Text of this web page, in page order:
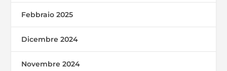
Febbraio 2025
Dicembre 2024
Novembre 2024